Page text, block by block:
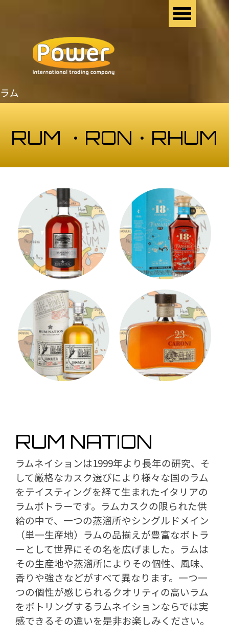
メニューをスキップ
ラム
RUM ・RON・RHUM
RUM NATION
ラムネイションは1999年より長年の研究、そ
して厳格なカスク選びにより様々な国のラム
をテイスティングを経て生まれたイタリアの
ラムボトラーです。 ラムカスクの限られた供
給の中で、一つの蒸溜所やシングルドメイン
（単一生産地）ラムの品揃えが豊富なボトラ
ーとして世界にその名を広げました。 ラムは
その生産地や蒸溜所によりその個性、風味、
香りや強さなどがすべて異なります。一つ一
つの個性が感じられるクオリティの高いラム
をボトリングするラムネイションならでは実
感できるその違いを是非お楽しみください。